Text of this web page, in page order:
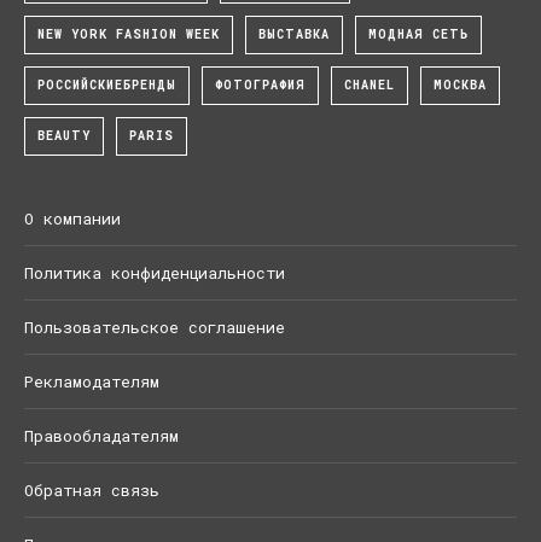
NEW YORK FASHION WEEK ВЫСТАВКА МОДНАЯ СЕТЬ
РОССИЙСКИЕБРЕНДЫ ФОТОГРАФИЯ CHANEL МОСКВА
BEAUTY PARIS
О компании
Политика конфиденциальности
Пользовательское соглашение
Рекламодателям
Правообладателям
Обратная связь